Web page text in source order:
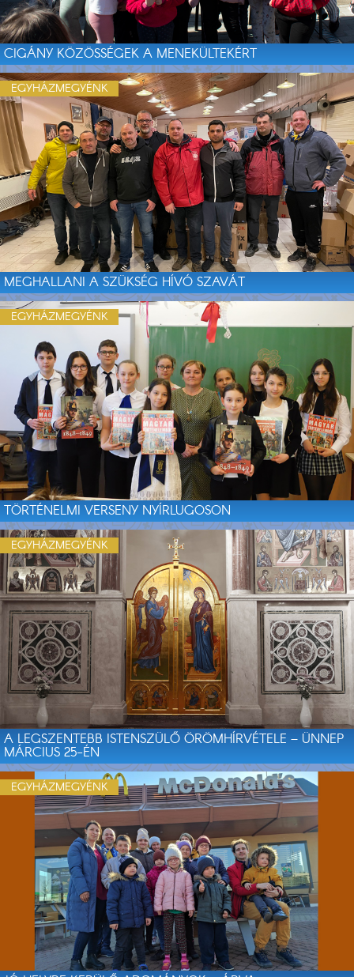
CIGÁNY KÖZÖSSÉGEK A MENEKÜLTEKÉRT
MEGHALLANI A SZÜKSÉG HÍVÓ SZAVÁT
EGYHÁZMEGYÉNK
TÖRTÉNELMI VERSENY NYÍRLUGOSON
EGYHÁZMEGYÉNK
A LEGSZENTEBB ISTENSZÜLŐ ÖRÖMHÍRVÉTELE – ÜNNEP
MÁRCIUS 25-ÉN
EGYHÁZMEGYÉNK
EGYHÁZMEGYÉNK